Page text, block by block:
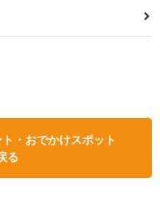
・おでかけスポット
る